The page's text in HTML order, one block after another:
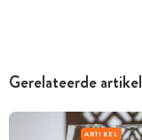
Gerelateerde
ARTIKEL